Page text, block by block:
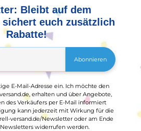
Bleibt auf dem
sichert euch zusätzlich
Rabatte!
Abonnieren
E-Mail-Adresse ein. Ich möchte den
erhalten und über Angebote,
des Verkäufers per E-Mail informiert
kann jederzeit mit Wirkung für die
versand.de/Newsletter oder am Ende
widerrufen werden.